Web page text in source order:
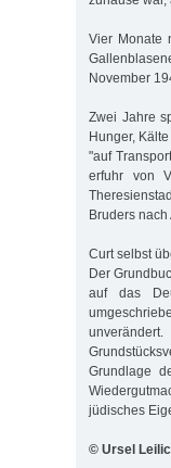
Vier Monate
November
Zwei Jahre
Hunger,
"auf
erfuhr von
Bruders
Curt selbst
Der
auf das
Grundlage
jüdisches
© Ursel